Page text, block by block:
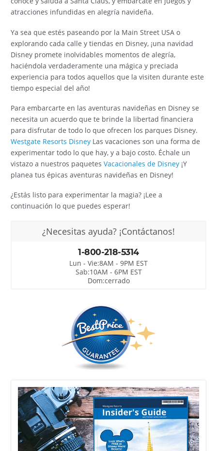
atracciones infundidas en alegría navideña.
Ya sea que estés paseando por la Main Street USA o
explorando cada calle y tiendas en Disney, ¡una navidad
Disney promete inolvidables momentos de alegría,
haciéndola verdaderamente una mágica y preciada
experiencia para todos aquellos que la visiten durante este
tiempo especial del año!
Para embarcarte en las aventuras navideñas en Disney se
necesita un acuerdo que te brinde la libertad financiera
para disfrutar de todo lo que ofrecen los parques Disney.
Westgate Resorts Disney Las vacaciones son una forma de
experimentar todo lo que hay, y a bajo costo. Échale un
vistazo a nuestros paquetesVacacionales de Disney ¡Y
planea tus épicas aventuras navideñas en Disney!
¿Estás listo para experimentar la magia? ¡Lee a
continuación lo que puedes esperar!
¿Necesitas ayuda? ¡Contáctanos!
1-800-218-5314
Lun - Vie:8AM - 9PM EST
Sab:10AM - 6PM EST
Dom:cerrado